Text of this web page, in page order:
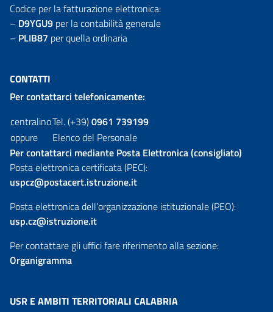
Codice per la fatturazione elettronica:
– D9YGU9 per la contabilità generale
– PLIB87 per quella ordinaria
CONTATTI
Per contattarci telefonicamente:
centralinoTel. (+39)0961 739199
oppure
Elenco del Personale
Per contattarci mediante Posta Elettronica (consigliato)
Posta elettronica certificata (PEC):
uspcz@postacert.istruzione.it
Posta elettronica dell’organizzazione istituzionale (PEO):
usp.cz@istruzione.it
Per contattare gli uffici fare riferimento alla sezione:
Organigramma
USR E AMBITI TERRITORIALI CALABRIA